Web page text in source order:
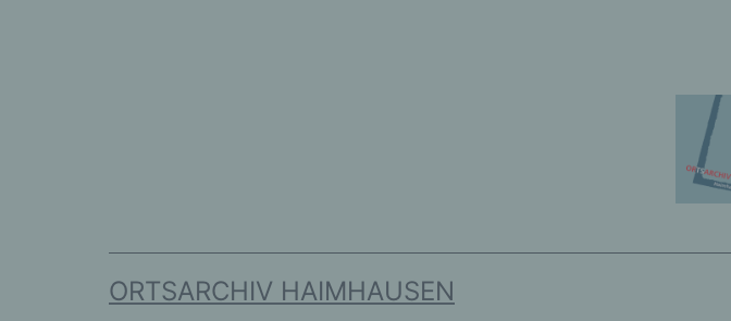
ORTSARCHIV HAIMHAUSEN